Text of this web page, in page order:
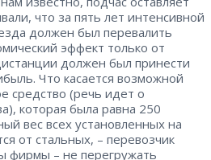
что за пять лет интенсивной
должен был перевалить
эффект только от
должен был принести
Что касается возможной
средство (речь идет о
которая была равна 250
вес всех установленных на
от стальных, – перевозчик
фирмы – не перегружать